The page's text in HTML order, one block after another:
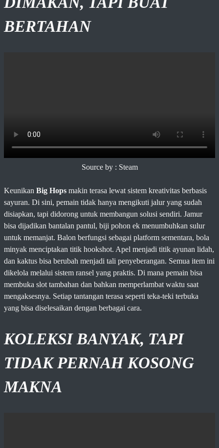
BERTAHAN
Source by : Steam
Keunikan Big Hops makin terasa lewat sistem kreativitas berbasis
sayuran. Di sini, pemain tidak hanya mengikuti jalur yang sudah
disiapkan, tapi didorong untuk membangun solusi sendiri. Jamur
bisa dijadikan bantalan pantul, biji pohon ek menumbuhkan sulur
untuk memanjat. Balon berfungsi sebagai platform sementara, bola
minyak menciptakan titik hookshot. Apel menjadi titik ayunan lidah,
dan kaktus bisa berubah menjadi tali penyeberangan. Semua item ini
dikelola melalui sistem ransel yang praktis. Di mana pemain bisa
membuka slot tambahan dan bahkan memperlambat waktu saat
mengaksesnya. Setiap tantangan terasa seperti teka-teki terbuka
yang bisa diselesaikan dengan berbagai cara.
KOLEKSI BANYAK, TAPI
TIDAK PERNAH KOSONG
MAKNA